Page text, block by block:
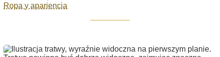
Ropa y apariencia